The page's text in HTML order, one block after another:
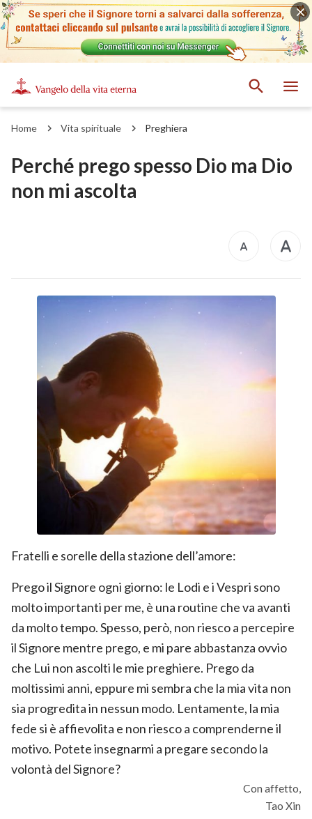
Home Vita spirituale Preghiera
Perché prego spesso Dio ma Dio
non mi ascolta
Fratelli e sorelle della stazione dell’amore:
Prego il Signore ogni giorno: le Lodi e i Vespri sono
molto importanti per me, è una routine che va avanti
da molto tempo. Spesso, però, non riesco a percepire
il Signore mentre prego, e mi pare abbastanza ovvio
che Lui non ascolti le mie preghiere. Prego da
moltissimi anni, eppure mi sembra che la mia vita non
sia progredita in nessun modo. Lentamente, la mia
fede si è affievolita e non riesco a comprenderne il
motivo. Potete insegnarmi a pregare secondo la
volontà del Signore?
Con affetto,
Tao Xin